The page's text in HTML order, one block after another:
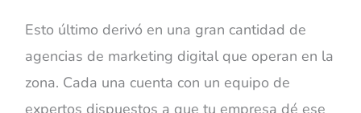
Esto último derivó en una gran cantidad de
agencias de marketing digital que operan en la
zona. Cada una cuenta con un equipo de